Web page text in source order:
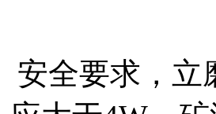
安全要求，立